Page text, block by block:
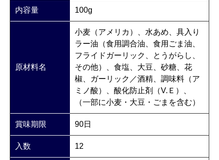
内容量 100g
原材料名
小麦（アメリカ）、水あめ、具入り
ラー油（食用調合油、食用ごま油、
フライドガーリック、とうがらし、
その他）、食塩、大豆、砂糖、花
椒、ガーリック／酒精、調味料（ア
ミノ酸）、酸化防止剤（V.Ｅ）、
（一部に小麦・大豆・ごまを含む）
賞味期限 90日
入数 12